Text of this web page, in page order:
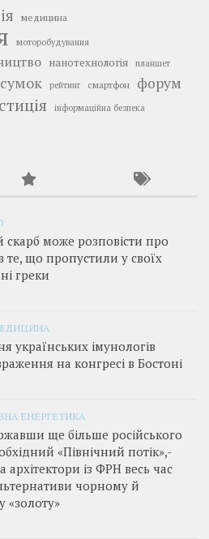
медицина
моторобудування
нанотехнологія планшет
рейтинг смартфон форум
інформаційна безпека
скарб може розповісти про
те, що пропустили у своїх
греки
українських імунологів
на конгресі в Бостоні
ЕНЕРГЕТИКА
ще більше російського
«Північний потік»,­
архітектори із ФРН весь час
чорному й
«золоту»